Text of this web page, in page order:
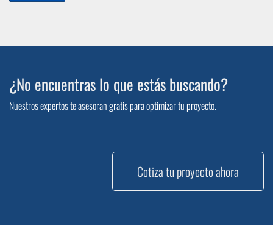
¿No encuentras lo que estás buscando?
Nuestros expertos te asesoran gratis para optimizar tu proyecto.
Cotiza tu proyecto ahora